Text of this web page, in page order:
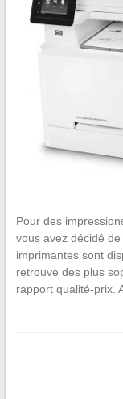
Pour des
vous avez décidé
imprimantes sont
retrouve des plus
rapport qualité-prix.